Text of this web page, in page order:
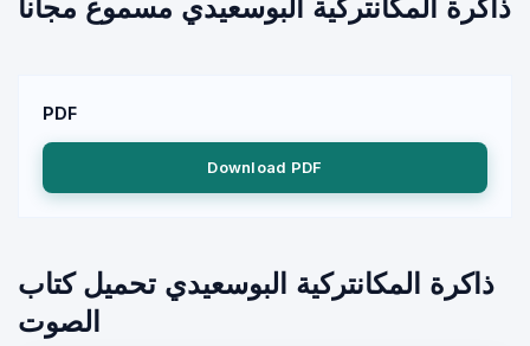
ذاكرة المكانتركية البوسعيدي مسموع مجانا
PDF
Download PDF
ذاكرة المكانتركية البوسعيدي تحميل كتاب
الصوت